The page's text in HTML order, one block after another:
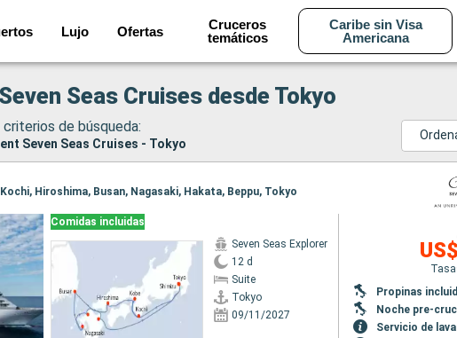
Lujo Ofertas
Cruceros
temáticos
Caribe sin Visa
Americana
Seas Cruises desde Tokyo
criterios de búsqueda:
Seven Seas Cruises - Tokyo
Hiroshima, Busan, Nagasaki, Hakata, Beppu, Tokyo
Comidas incluidas
Seven Seas Explorer
12 d
Suite
Tokyo
09/11/2027
Propinas
Noche pre-
Servicio de